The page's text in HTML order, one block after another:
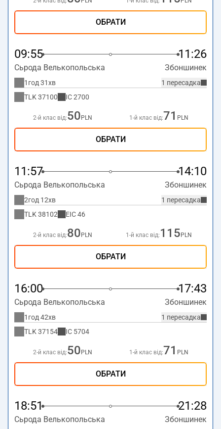
ОБРАТИ
09:55 11:26
Сьрода Велькопольська Збоншинек
1 пересадка
1год 31хв
TLK 37100 IC2700
2-й клас від:50 PLN 1-й клас від:71 PLN
ОБРАТИ
11:57 14:10
Сьрода Велькопольська Збоншинек
1 пересадка
2год 12хв
TLK 38102 EIC46
2-й клас від:80 PLN 1-й клас від: 115 PLN
ОБРАТИ
16:00 17:43
Сьрода Велькопольська Збоншинек
1 пересадка
1год 42хв
TLK 37154 IC 5704
2-й клас від:50 PLN 1-й клас від:71 PLN
ОБРАТИ
18:51 21:28
Сьрода Велькопольська Збоншинек